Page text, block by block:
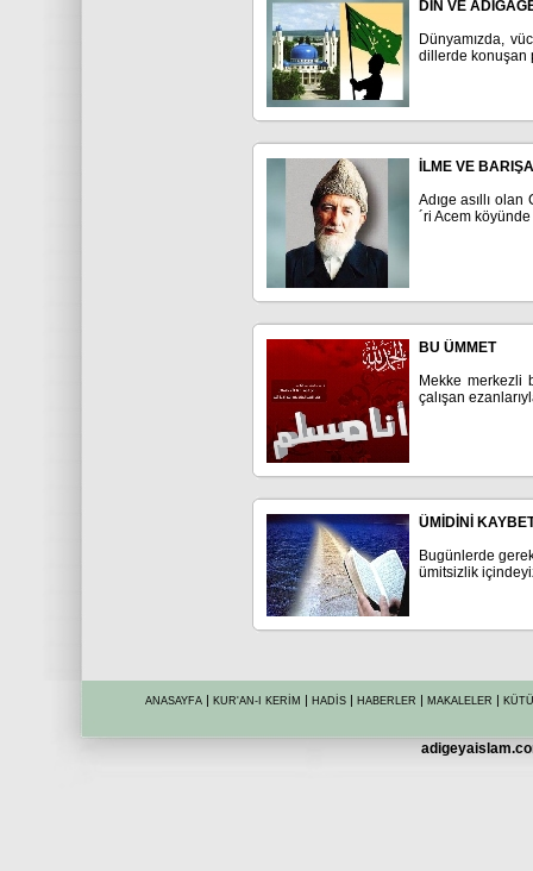
DİN VE
Dünyamızda,
dillerde konuşan
İLME VE
Adıge asıllı
´ri Acem
BU ÜMMET
Mekke merkezli
çalışan
ÜMİDİNİ
Bugünlerde
ümitsizlik
ANASAYFA | KUR'AN-I KERİM | HADİS | HABERLER | MAKALELER |